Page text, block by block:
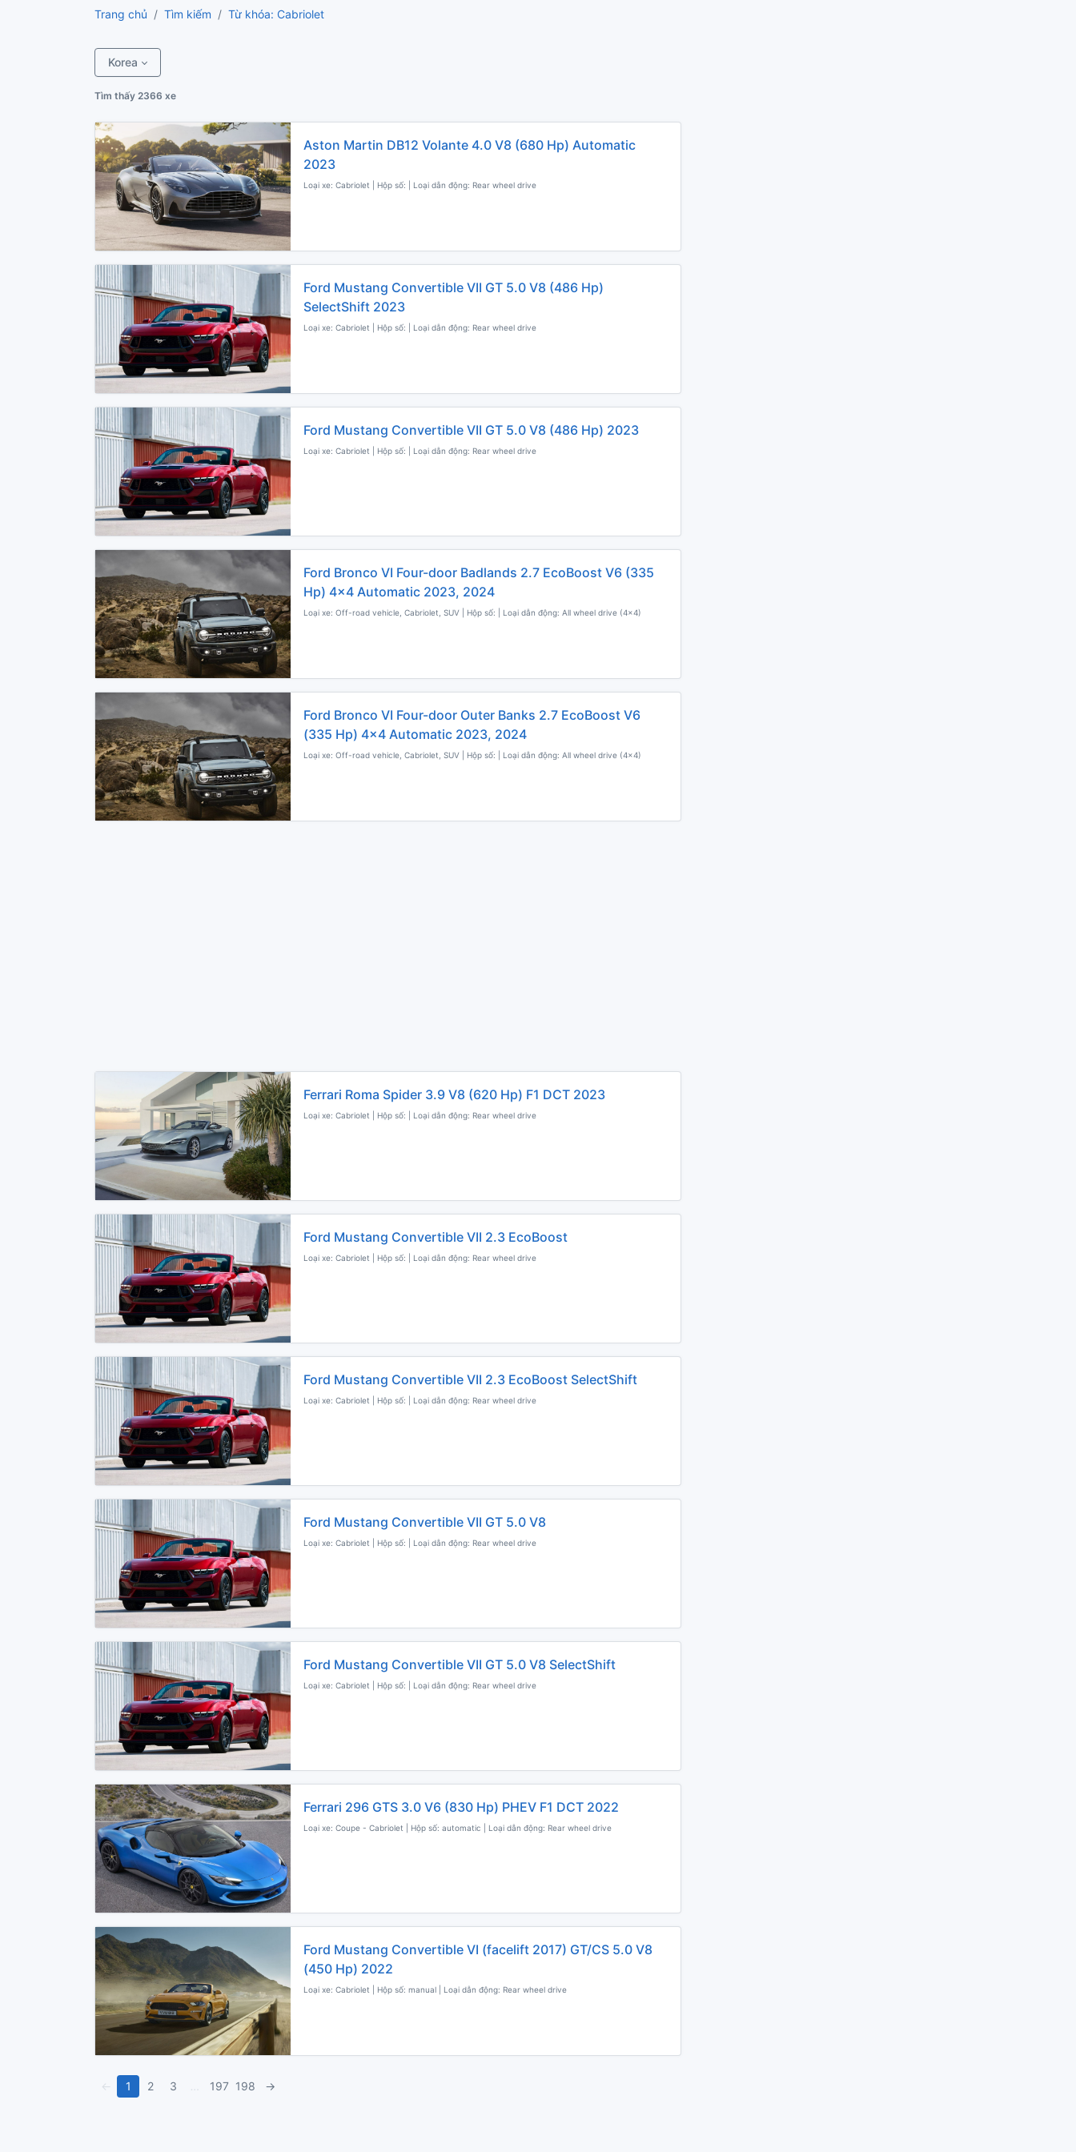
Trang chủ Tìm kiếm Từ khóa: Cabriolet
Korea
Tìm thấy 2366 xe
Aston Martin DB12 Volante 4.0 V8 (680 Hp) Automatic
2023
Loại xe: Cabriolet | Hộp số: | Loại dẫn động: Rear wheel drive
Ford Mustang Convertible VII GT 5.0 V8 (486 Hp)
SelectShift 2023
Loại xe: Cabriolet | Hộp số: | Loại dẫn động: Rear wheel drive
Ford Mustang Convertible VII GT 5.0 V8 (486 Hp) 2023
Loại xe: Cabriolet | Hộp số: | Loại dẫn động: Rear wheel drive
Ford Bronco VI Four-door Badlands 2.7 EcoBoost V6 (335
Hp) 4x4 Automatic 2023, 2024
Loại xe: Off-road vehicle, Cabriolet, SUV | Hộp số: | Loại dẫn động: All wheel drive (4x4)
Ford Bronco VI Four-door Outer Banks 2.7 EcoBoost V6
(335 Hp) 4x4 Automatic 2023, 2024
Loại xe: Off-road vehicle, Cabriolet, SUV | Hộp số: | Loại dẫn động: All wheel drive (4x4)
Ferrari Roma Spider 3.9 V8 (620 Hp) F1 DCT 2023
Loại xe: Cabriolet | Hộp số: | Loại dẫn động: Rear wheel drive
Ford Mustang Convertible VII 2.3 EcoBoost
Loại xe: Cabriolet | Hộp số: | Loại dẫn động: Rear wheel drive
Ford Mustang Convertible VII 2.3 EcoBoost SelectShift
Loại xe: Cabriolet | Hộp số: | Loại dẫn động: Rear wheel drive
Ford Mustang Convertible VII GT 5.0 V8
Loại xe: Cabriolet | Hộp số: | Loại dẫn động: Rear wheel drive
Ford Mustang Convertible VII GT 5.0 V8 SelectShift
Loại xe: Cabriolet | Hộp số: | Loại dẫn động: Rear wheel drive
Ferrari 296 GTS 3.0 V6 (830 Hp) PHEV F1 DCT 2022
Loại xe: Coupe - Cabriolet | Hộp số: automatic | Loại dẫn động: Rear wheel drive
Ford Mustang Convertible VI (facelift 2017) GT/CS 5.0 V8
(450 Hp) 2022
Loại xe: Cabriolet | Hộp số: manual | Loại dẫn động: Rear wheel drive
← 1 2 3 197 198 →